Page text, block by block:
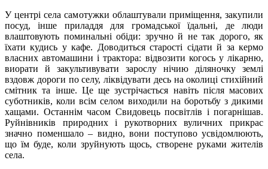
У центрі села самотужки облаштували приміщення, закупили
посуд, інше приладдя для громадської їдальні, де люди
влаштовують поминальні обіди: зручно й не так дорого, як
їхати кудись у кафе. Доводиться старості сідати й за кермо
власних автомашини і трактора: відвозити когось у лікарню,
виорати й закультивувати зарослу нічию діляночку землі
вздовж дороги по селу, ліквідувати десь на околиці стихійний
смітник та інше. Це ще зустрічається навіть після масових
суботників, коли всім селом виходили на боротьбу з дикими
хащами. Останнім часом Свидовець посвітлів і погарнішав.
Руйнівників природних і рукотворних вуличних прикрас
значно поменшало – видно, вони поступово усвідомлюють,
що їм буде, коли зруйнують щось, створене руками жителів
села.